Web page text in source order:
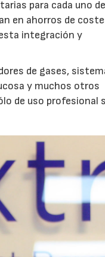
para cada uno de
en ahorros de
integración y
de gases,
y muchos otros
de uso profesional